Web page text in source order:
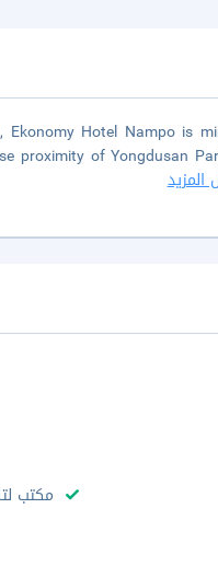
Hotel Nampo is
proximity of Yongdusan
مكتب